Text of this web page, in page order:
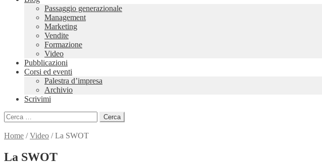
Passaggio generazionale
Management
Marketing
Vendite
Formazione
Video
Pubblicazioni
Corsi ed eventi
Palestra d’impresa
Archivio
Scrivimi
Ricerca
per:
Home /Video /La SWOT
La SWOT